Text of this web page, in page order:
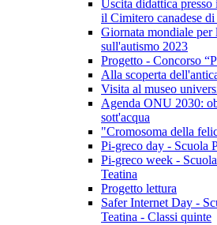
Uscita didattica
il Cimitero canadese
Giornata mondiale per
sull'autismo 2023
Progetto - Concorso
Alla scoperta
Visita al museo
Agenda ONU 2030:
sott'acqua
"Cromosoma della
Pi-greco day - Scuola
Pi-greco week -
Teatina
Progetto lettura
Safer Internet Day -
Teatina - Classi quinte